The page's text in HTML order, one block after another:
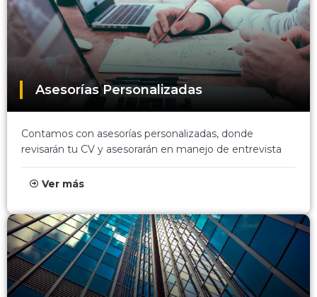
Asesorías Personalizadas
Contamos con asesorías personalizadas, donde
revisarán tu CV y asesorarán en manejo de entrevista
Ver más